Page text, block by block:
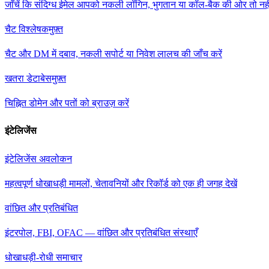
जाँचें कि संदिग्ध ईमेल आपको नकली लॉगिन, भुगतान या कॉल-बैक की ओर तो
चैट विश्लेषकमुफ़्त
चैट और DM में दबाव, नकली सपोर्ट या निवेश लालच की जाँच करें
खतरा डेटाबेसमुफ़्त
चिह्नित डोमेन और पतों को ब्राउज़ करें
इंटेलिजेंस
इंटेलिजेंस अवलोकन
महत्वपूर्ण धोखाधड़ी मामलों, चेतावनियों और रिकॉर्ड को एक ही जगह देखें
वांछित और प्रतिबंधित
इंटरपोल, FBI, OFAC — वांछित और प्रतिबंधित संस्थाएँ
धोखाधड़ी-रोधी समाचार